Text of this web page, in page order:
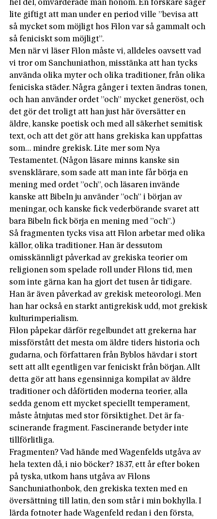
hel del, omvärderade man honom. En forskare säger
lite giftigt att man under en period ville ”bevisa att
så mycket som möjligt hos Filon var så gammalt och
så feniciskt som möjligt”.
Men när vi läser Filon måste vi, alldeles oavsett vad
vi tror om Sanchuniathon, misstänka att han tycks
använda olika myter och olika traditioner, från olika
feniciska städer. Några gånger i texten ändras tonen,
och han använder ordet ”och” mycket generöst, och
det gör det troligt att han just här översätter en
äldre, kanske poetisk och med all säkerhet semitisk
text, och att det gör att hans grekiska kan uppfattas
som… mindre grekisk. Lite mer som Nya
Testamentet. (Någon läsare minns kanske sin
svensklärare, som sade att man inte får börja en
mening med ordet ”och”, och läsaren invände
kanske att Bibeln ju använder ”och” i början av
meningar, och kanske fick vederbörande svaret att
bara Bibeln fick börja en mening med ”och”.)
Så fragmenten tycks visa att Filon arbetar med olika
källor, olika traditioner. Han är dessutom
omisskännligt påverkad av grekiska teorier om
religionen som spelade roll under Filons tid, men
som inte gärna kan ha gjort det tusen år tidigare.
Han är även påverkad av grekisk meteorologi. Men
han har också en starkt antigrekisk udd, mot grekisk
kulturimperialism.
Filon påpekar därför regelbundet att grekerna har
missförstått det mesta om äldre tiders historia och
gudarna, och författaren från Byblos hävdar i stort
sett att allt ­egentligen var feniciskt från början. Allt
detta gör att hans egensinniga kompilat av äldre
traditioner och dåförtiden moderna teorier, alla
sedda genom ett mycket speciellt temperament,
måste åtnjutas med stor försiktighet. Det är fa­
scinerande fragment. Fascinerande betyder inte
tillförlitliga.
Fragmenten? Vad hände med Wagenfelds utgåva av
hela texten då, i nio böcker? 1837, ett år efter boken
på tyska, utkom hans utgåva av Filons
Sanchuniathonbok, den grekiska texten med en
översättning till latin, den som står i min bokhylla. I
lärda fotnoter hade Wagenfeld redan i den första,